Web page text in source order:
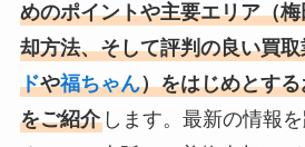
めのポイントや主要エリア（
却方法、そして評判の良い買
ドや福ちゃん）をはじめとす
をご紹介します。最新の情報